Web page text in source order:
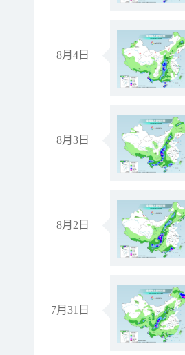
8月4日
8月3日
8月2日
7月31日